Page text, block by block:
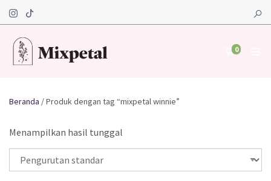
0
Beranda / Produk dengan tag “mixpetal winnie”
Menampilkan hasil tunggal